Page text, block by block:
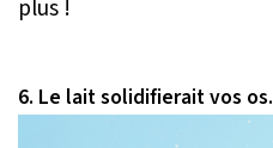
plus !
6. Le lait solidifierait vos os.